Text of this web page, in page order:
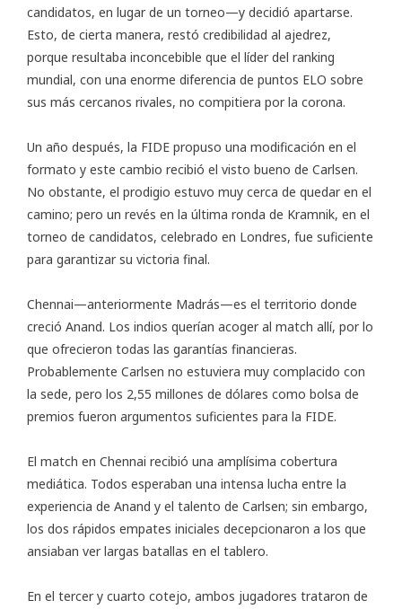
candidatos, en lugar de un torneo—y decidió apartarse.
Esto, de cierta manera, restó credibilidad al ajedrez,
porque resultaba inconcebible que el líder del ranking
mundial, con una enorme diferencia de puntos ELO sobre
sus más cercanos rivales, no compitiera por la corona.
Un año después, la FIDE propuso una modificación en el
formato y este cambio recibió el visto bueno de Carlsen.
No obstante, el prodigio estuvo muy cerca de quedar en el
camino; pero un revés en la última ronda de Kramnik, en el
torneo de candidatos, celebrado en Londres, fue suficiente
para garantizar su victoria final.
Chennai—anteriormente Madrás—es el territorio donde
creció Anand. Los indios querían acoger al match allí, por lo
que ofrecieron todas las garantías financieras.
Probablemente Carlsen no estuviera muy complacido con
la sede, pero los 2,55 millones de dólares como bolsa de
premios fueron argumentos suficientes para la FIDE.
El match en Chennai recibió una amplísima cobertura
mediática. Todos esperaban una intensa lucha entre la
experiencia de Anand y el talento de Carlsen; sin embargo,
los dos rápidos empates iniciales decepcionaron a los que
ansiaban ver largas batallas en el tablero.
En el tercer y cuarto cotejo, ambos jugadores trataron de